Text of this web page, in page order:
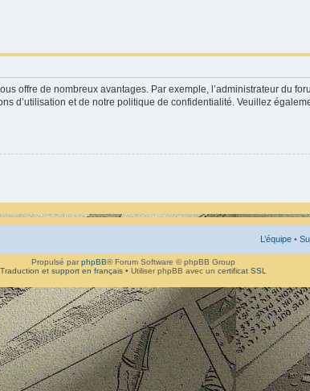
offre de nombreux avantages. Par exemple, l’administrateur du
d’utilisation et de notre politique de confidentialité. Veuillez
L’équipe •
Propulsé par phpBB® Forum Software © phpBB Group
Traduction et support en français • Utiliser phpBB avec un certificat SSL